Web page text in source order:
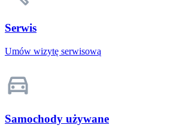
Serwis
Umów wizytę serwisową
Samochody używane